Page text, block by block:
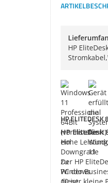
HP
HP
HP EliteDesk
Hohe
Der HP
PC der